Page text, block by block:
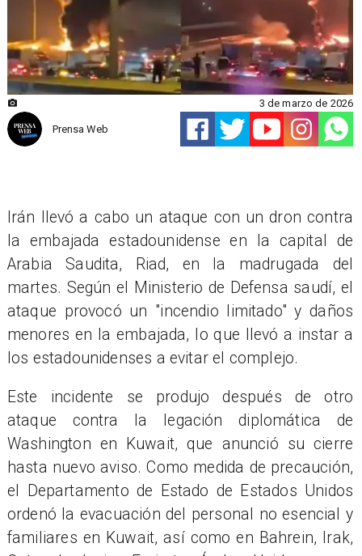
Prensa Web
3 de marzo de 2026
Irán llevó a cabo un ataque con un dron contra
la embajada estadounidense en la capital de
Arabia Saudita, Riad, en la madrugada del
martes. Según el Ministerio de Defensa saudí, el
ataque provocó un "incendio limitado" y daños
menores en la embajada, lo que llevó a instar a
los estadounidenses a evitar el complejo.
Este incidente se produjo después de otro
ataque contra la legación diplomática de
Washington en Kuwait, que anunció su cierre
hasta nuevo aviso. Como medida de precaución,
el Departamento de Estado de Estados Unidos
ordenó la evacuación del personal no esencial y
familiares en Kuwait, así como en Bahrein, Irak,